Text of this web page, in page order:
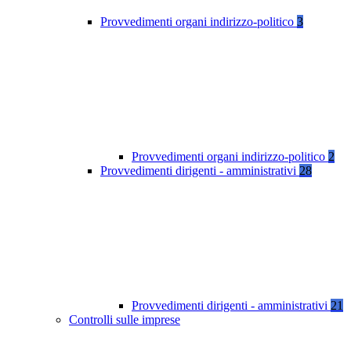
Provvedimenti organi indirizzo-politico 3
Provvedimenti organi indirizzo-politico 2
Provvedimenti dirigenti - amministrativi 28
Provvedimenti dirigenti - amministrativi 21
Controlli sulle imprese